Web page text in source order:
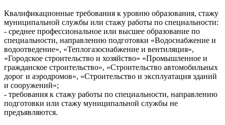
Квалификационные требования к уровню образования, стажу
муниципальной службы или стажу работы по специальности:
- среднее профессиональное или высшее образование по
специальности, направлению подготовки «Водоснабжение и
водоотведение», «Теплогазоснабжение и вентиляция»,
«Городское строительство и хозяйство» «Промышленное и
гражданское строительство», «Строительство автомобильных
дорог и аэродромов», «Строительство и эксплуатация зданий
и сооружений»;
- требования к стажу работы по специальности, направлению
подготовки или стажу муниципальной службы не
предъявляются.